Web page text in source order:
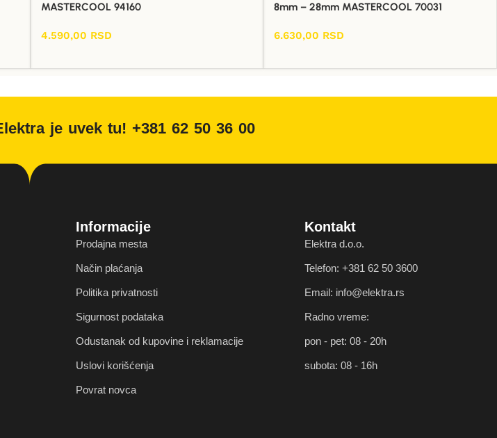
MASTERCOOL 94160
4.590,00 RSD
8mm – 28mm MASTERCOOL 70031
6.630,00 RSD
je uvek tu! +381 62 50 36 00
Informacije
Prodajna mesta
Način plaćanja
Politika privatnosti
Sigurnost podataka
Odustanak od kupovine i reklamacije
Uslovi korišćenja
Povrat novca
Kontakt
Elektra d.o.o.
Telefon: +381 62 50 3600
Email: info@elektra.rs
Radno vreme:
pon - pet: 08 - 20h
subota: 08 - 16h